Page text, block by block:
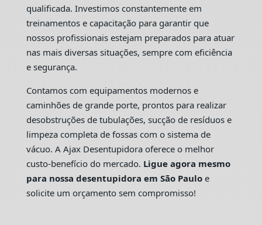
qualificada. Investimos constantemente em
treinamentos e capacitação para garantir que
nossos profissionais estejam preparados para atuar
nas mais diversas situações, sempre com eficiência
e segurança.
Contamos com equipamentos modernos e
caminhões de grande porte, prontos para realizar
desobstruções de tubulações, sucção de resíduos e
limpeza completa de fossas com o sistema de
vácuo. A Ajax Desentupidora oferece o melhor
custo-benefício do mercado. Ligue agora mesmo
para nossa desentupidora em São Pauloe
solicite um orçamento sem compromisso!